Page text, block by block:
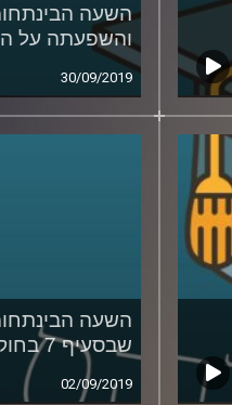
השעה
והשפעתה על
30/09/2019
השעה
שבסעיף 7 בחוק הלאום
02/09/2019